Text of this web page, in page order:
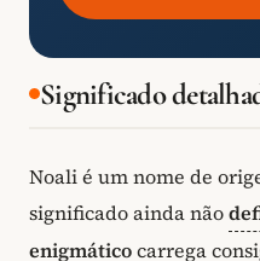
Significado
Noali é um nome de
significado ainda não
enigmáticocarrega